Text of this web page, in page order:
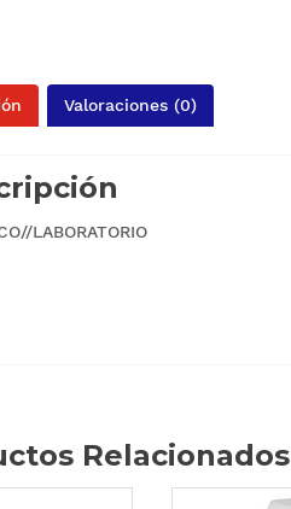
Valoraciones (0)
LABORATORIO
Relacionados